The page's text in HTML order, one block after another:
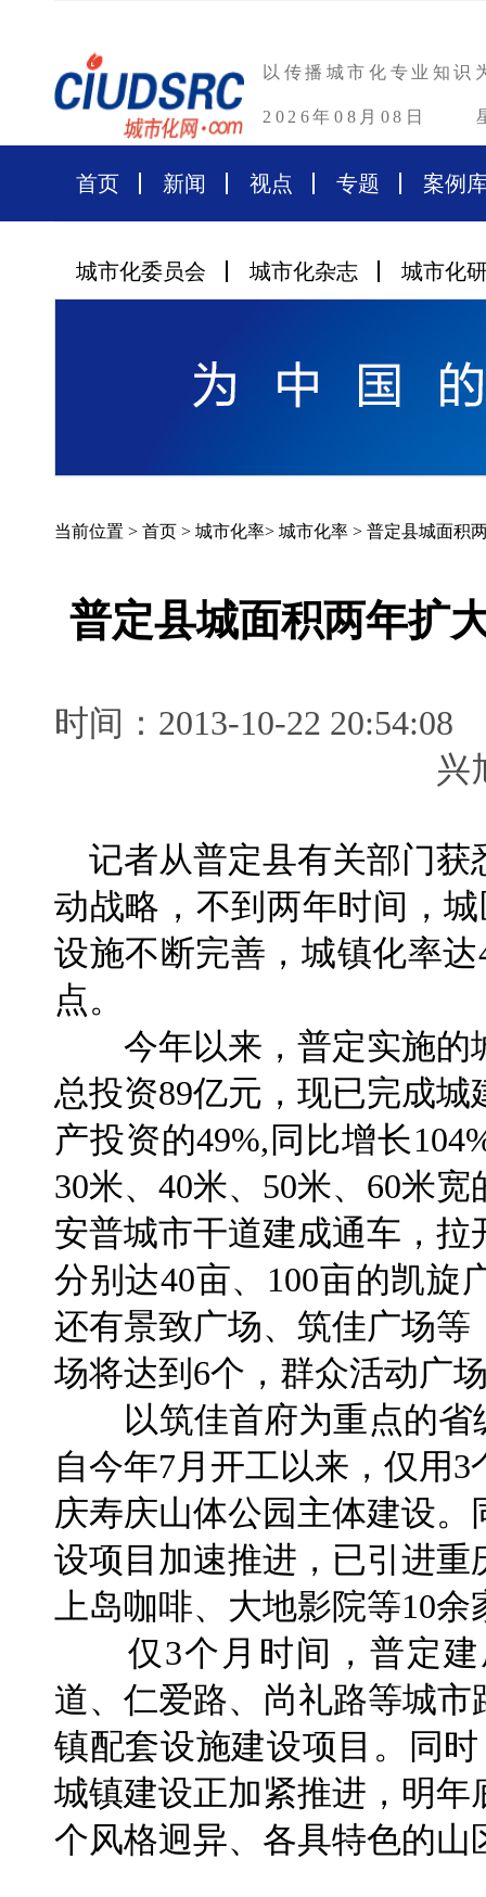
以传播城市化专业知识
2026年08月08日
首页 新闻 视点 专题 案例
城市化委员会 城市化杂志 城市化
当前位置 > 首页 > 城市化率> 城市化率 > 普定县城面积
普定县城面积两年扩
时间：2013-10-22
记者从普定县有关部门获
动战略，不到两年时间，
设施不断完善，城镇化率
点。
今年以来，普定实施的
总投资89亿元，现已完成
产投资的49%,同比增长
30米、40米、50米、60米
安普城市干道建成通车，
分别达40亩、100亩的凯旋
还有景致广场、筑佳广场
场将达到6个，群众活动广
以筑佳首府为重点的省
自今年7月开工以来，仅用
庆寿庆山体公园主体建设
设项目加速推进，已引进
上岛咖啡、大地影院等10
仅3个月时间，普定建
道、仁爱路、尚礼路等城市
镇配套设施建设项目。同
城镇建设正加紧推进，明年
个风格迥异、各具特色的山